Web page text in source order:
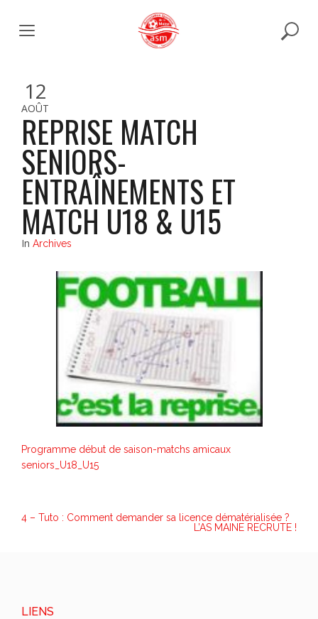
content
12
AOÛT
REPRISE MATCH
SENIORS-
ENTRAÎNEMENTS ET
MATCH U18 & U15
In Archives
Programme début de saison-matchs amicaux
seniors_U18_U15
NAVIGATION
4 – Tuto : Comment demander sa licence dématérialisée ?
L’AS MAINE RECRUTE !
LIENS